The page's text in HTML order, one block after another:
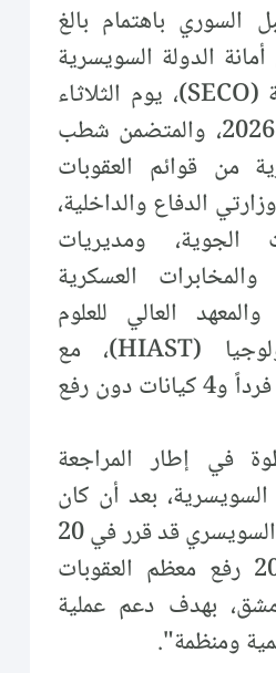
السوري باهتمام بالغ
الدولة السويسرية
للشؤون الاقتصادية (SECO)، يوم الثلاثاء
16 حزيران/يونيو 2026، والمتضمن شطب
من قوائم العقوبات
الدفاع والداخلية،
الجوية، ومديريات
والمخابرات العسكرية
العالي للعلوم
التطبيقية والتكنولوجيا (HIAST)، مع
تحديث بيانات 18 فرداً و4 كيانات دون رفع
في إطار المراجعة
السويسرية، بعد أن كان
المجلس الفيدرالي السويسري قد قرر في 20
حزيران/يونيو 2025 رفع معظم العقوبات
بهدف دعم عملية
ومنظمة".